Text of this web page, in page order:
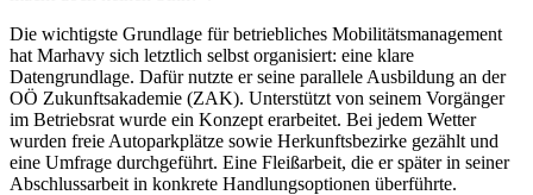
Die wichtigste Grundlage für betriebliches Mobilitätsmanagement
hat Marhavy sich letztlich selbst organisiert: eine klare
Datengrundlage. Dafür nutzte er seine parallele Ausbildung an der
OÖ Zukunftsakademie (ZAK). Unterstützt von seinem Vorgänger
im Betriebsrat wurde ein Konzept erarbeitet. Bei jedem Wetter
wurden freie Autoparkplätze sowie Herkunftsbezirke gezählt und
eine Umfrage durchgeführt. Eine Fleißarbeit, die er später in seiner
Abschlussarbeit in konkrete Handlungsoptionen überführte.